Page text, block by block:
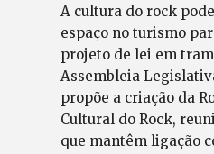
A cultura do rock
espaço no turismo
projeto de lei em
Assembleia
propõe a criação da
Cultural do Rock,
que mantêm ligação